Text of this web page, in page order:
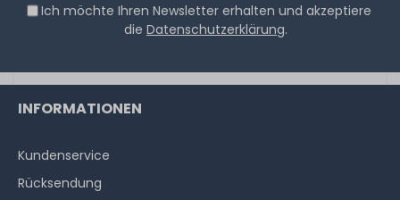
Ich möchte Ihren Newsletter erhalten und akzeptiere
die Datenschutzerklärung.
INFORMATIONEN
Kundenservice
Rücksendung